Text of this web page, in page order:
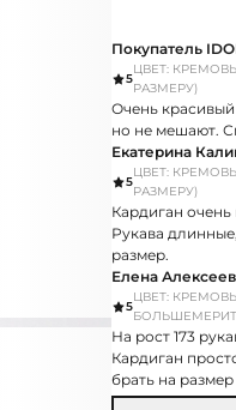
Покупатель
5
ЦВЕТ:
РАЗМЕРУ)
Очень красивый
но не мешают.
Екатерина
5
ЦВЕТ:
РАЗМЕРУ)
Кардиган
Рукава
размер.
Елена
5
ЦВЕТ:
На рост 173
Кардиган
брать на